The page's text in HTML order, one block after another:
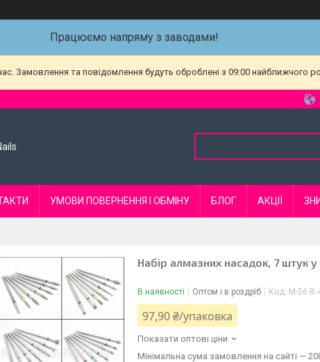
Працюємо напряму з заводами!
Замовлення та повідомлення будуть оброблені з 09:00 найближчого
УМОВИ ПОВЕРНЕННЯ І ОБМІНУ БЛОГ АКЦІЇ
Набір алмазних насадок, 7 штук у
В наявності Оптом і в роздріб Код: М-56-
97,90 ₴/упаковка
Показати оптові ціни
Мінімальна сума замовлення на сайті —